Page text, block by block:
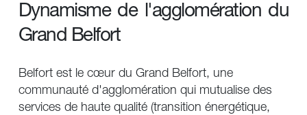
Dynamisme de l'agglomération du
Grand Belfort
Belfort est le cœur du Grand Belfort, une
communauté d'agglomération qui mutualise des
services de haute qualité (transition énergétique,